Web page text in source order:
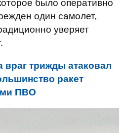
было оперативно
один самолет,
уверяет
враг трижды атаковал
ракет
ПВО